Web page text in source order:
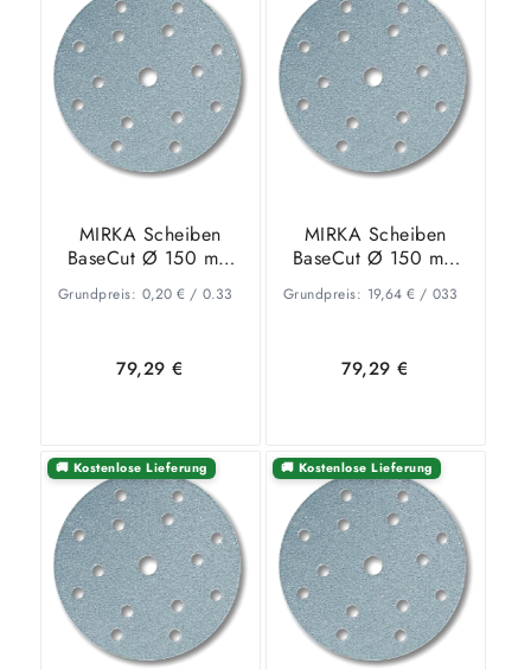
MIRKA Scheiben
BaseCut Ø 150 mm
KLETT P100 15-Loch
VE=100 St.
Grundpreis: 0,20 €/0.33
79,29€
MIRKA Scheiben
BaseCut Ø 150 mm
KLETT P180 15-Loch
VE=100 St.
Grundpreis: 19,64 €/033
79,29€
🚚 Kostenlose Lieferung 🚚 Kostenlose Lieferung